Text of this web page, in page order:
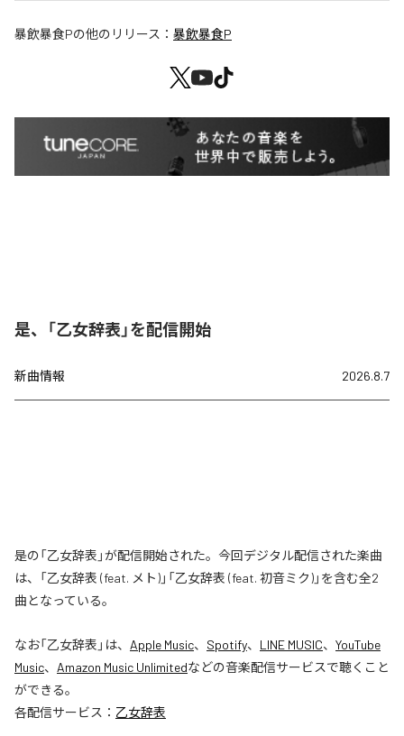
暴飲暴食Pの他のリリース： 暴飲暴食P
是、「乙女辞表」を配信開始
新曲情報 2026.8.7
是の「乙女辞表」が配信開始された。今回デジタル配信された楽曲
は、「乙女辞表 (feat. メト)」「乙女辞表 (feat. 初音ミク)」を含む全2
曲となっている。
なお「乙女辞表 」は、 Apple Music、 Spotify、 LINE MUSIC、 YouTube
Music、 Amazon Music Unlimitedなどの音楽配信サービスで聴くこと
ができる。
各配信サービス： 乙女辞表